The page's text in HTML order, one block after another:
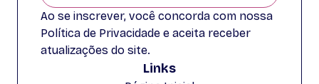
Ao se inscrever, você concorda com nossa
Política de Privacidade e aceita receber
atualizações do site.
Links